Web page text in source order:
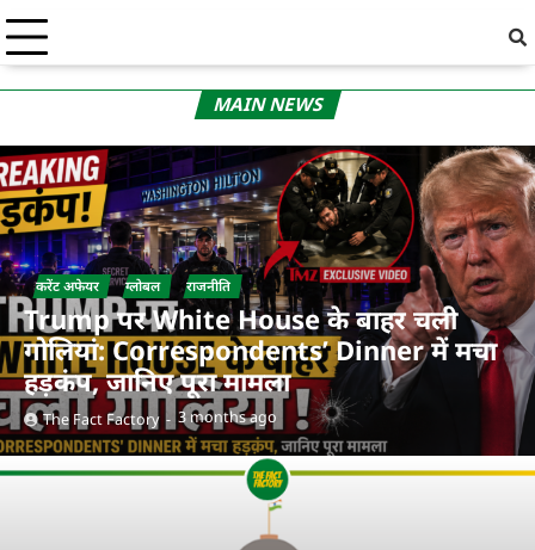
MAIN NEWS
करेंट अफेयर ग्लोबल राजनीति
Trump पर White House के बाहर चली
गोलियां: Correspondents’ Dinner में मचा
हड़कंप, जानिए पूरा मामला
The Fact Factory 3 months ago